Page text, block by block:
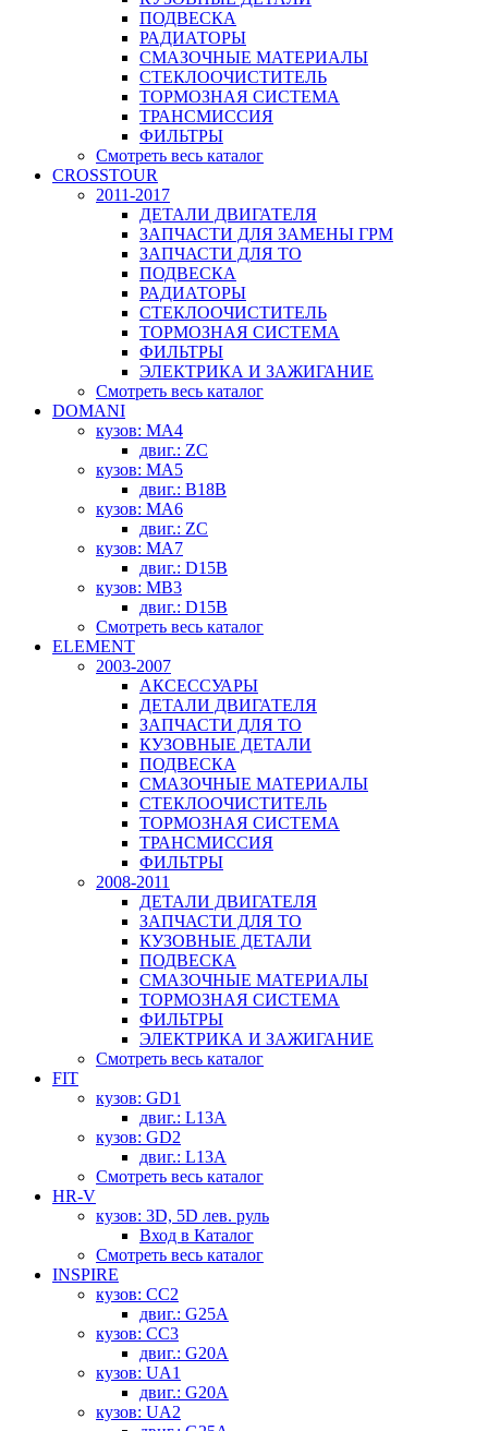
ПОДВЕСКА
РАДИАТОРЫ
СМАЗОЧНЫЕ МАТЕРИАЛЫ
СТЕКЛООЧИСТИТЕЛЬ
ТОРМОЗНАЯ СИСТЕМА
ТРАНСМИССИЯ
ФИЛЬТРЫ
Смотреть весь каталог
CROSSTOUR
2011-2017
ДЕТАЛИ ДВИГАТЕЛЯ
ЗАПЧАСТИ ДЛЯ ЗАМЕНЫ ГРМ
ЗАПЧАСТИ ДЛЯ ТО
ПОДВЕСКА
РАДИАТОРЫ
СТЕКЛООЧИСТИТЕЛЬ
ТОРМОЗНАЯ СИСТЕМА
ФИЛЬТРЫ
ЭЛЕКТРИКА И ЗАЖИГАНИЕ
Смотреть весь каталог
DOMANI
кузов: MA4
двиг.: ZC
кузов: MA5
двиг.: B18B
кузов: MA6
двиг.: ZC
кузов: MA7
двиг.: D15B
кузов: MB3
двиг.: D15B
Смотреть весь каталог
ELEMENT
2003-2007
АКСЕССУАРЫ
ДЕТАЛИ ДВИГАТЕЛЯ
ЗАПЧАСТИ ДЛЯ ТО
КУЗОВНЫЕ ДЕТАЛИ
ПОДВЕСКА
СМАЗОЧНЫЕ МАТЕРИАЛЫ
СТЕКЛООЧИСТИТЕЛЬ
ТОРМОЗНАЯ СИСТЕМА
ТРАНСМИССИЯ
ФИЛЬТРЫ
2008-2011
ДЕТАЛИ ДВИГАТЕЛЯ
ЗАПЧАСТИ ДЛЯ ТО
КУЗОВНЫЕ ДЕТАЛИ
ПОДВЕСКА
СМАЗОЧНЫЕ МАТЕРИАЛЫ
ТОРМОЗНАЯ СИСТЕМА
ФИЛЬТРЫ
ЭЛЕКТРИКА И ЗАЖИГАНИЕ
Смотреть весь каталог
FIT
кузов: GD1
двиг.: L13A
кузов: GD2
двиг.: L13A
Смотреть весь каталог
HR-V
кузов: 3D, 5D лев. руль
Вход в Каталог
Смотреть весь каталог
INSPIRE
кузов: CC2
двиг.: G25A
кузов: CC3
двиг.: G20A
кузов: UA1
двиг.: G20A
кузов: UA2